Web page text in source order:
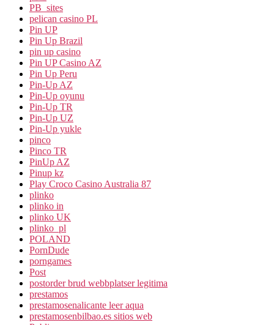
PB_sites
pelican casino PL
Pin UP
Pin Up Brazil
pin up casino
Pin UP Casino AZ
Pin Up Peru
Pin-Up AZ
Pin-Up oyunu
Pin-Up TR
Pin-Up UZ
Pin-Up yukle
pinco
Pinco TR
PinUp AZ
Pinup kz
Play Croco Casino Australia 87
plinko
plinko in
plinko UK
plinko_pl
POLAND
PornDude
porngames
Post
postorder brud webbplatser legitima
prestamos
prestamosenalicante leer aqua
prestamosenbilbao.es sitios web